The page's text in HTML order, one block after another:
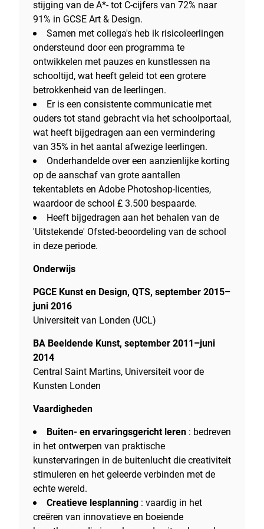
stijging van de A*- tot C-cijfers van 72% naar
91% in GCSE Art & Design.
Samen met collega's heb ik risicoleerlingen
ondersteund door een programma te
ontwikkelen met pauzes en kunstlessen na
schooltijd, wat heeft geleid tot een grotere
betrokkenheid van de leerlingen.
Er is een consistente communicatie met
ouders tot stand gebracht via het schoolportaal,
wat heeft bijgedragen aan een vermindering
van 35% in het aantal afwezige leerlingen.
Onderhandelde over een aanzienlijke korting
op de aanschaf van grote aantallen
tekentablets en Adobe Photoshop-licenties,
waardoor de school £ 3.500 bespaarde.
Heeft bijgedragen aan het behalen van de
'Uitstekende' Ofsted-beoordeling van de school
in deze periode.
Onderwijs
PGCE Kunst en Design, QTS, september 2015–
juni 2016
Universiteit van Londen (UCL)
BA Beeldende Kunst, september 2011–juni
2014
Central Saint Martins, Universiteit voor de
Kunsten Londen
Vaardigheden
Buiten- en ervaringsgericht leren : bedreven
in het ontwerpen van praktische
kunstervaringen in de buitenlucht die creativiteit
stimuleren en het geleerde verbinden met de
echte wereld.
Creatieve lesplanning : vaardig in het
creëren van innovatieve en boeiende